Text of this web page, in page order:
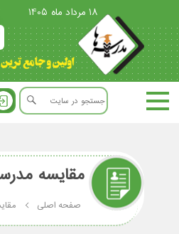
18 مرداد ماه 1405
مقایسه
صفحه اصلی